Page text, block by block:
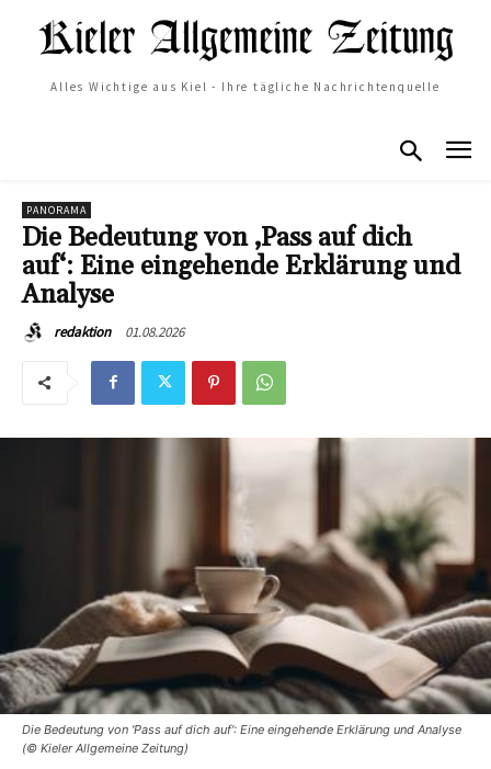
Alles Wichtige aus Kiel - Ihre tägliche Nachrichtenquelle
PANORAMA
Die Bedeutung von ‚Pass auf dich
auf‘: Eine eingehende Erklärung und
Analyse
redaktion 01.08.2026
Die Bedeutung von 'Pass auf dich auf': Eine eingehende Erklärung und Analyse
(© Kieler Allgemeine Zeitung)